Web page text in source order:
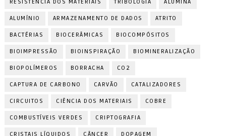
RESISTÊNCIA DOS MATERIAIS TRIBOLOGIA ALUMINA
ALUMÍNIO ARMAZENAMENTO DE DADOS ATRITO
BACTÉRIAS BIOCERÂMICAS BIOCOMPÓSITOS
BIOIMPRESSÃO BIOINSPIRAÇÃO BIOMINERALIZAÇÃO
BIOPOLÍMEROS BORRACHA CO2
CAPTURA DE CARBONO CARVÃO CATALIZADORES
CIRCUITOS CIÊNCIA DOS MATERIAIS COBRE
COMBUSTÍVEIS VERDES CRIPTOGRAFIA
CRISTAIS LÍQUIDOS CÂNCER DOPAGEM